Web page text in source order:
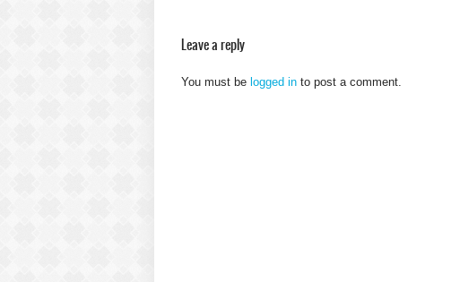
Leave a reply
You must be logged in to post a comment.